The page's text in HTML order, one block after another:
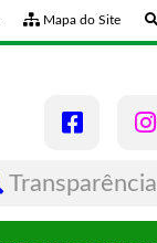
Mapa do Site
Transparência